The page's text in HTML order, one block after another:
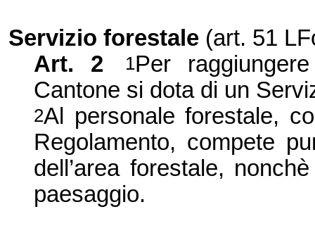
Servizio forestale (art. 51
Art. 2
1Per
Cantone si dota di un
2Al personale forestale,
Regolamento, compete
dell’area forestale,
paesaggio.